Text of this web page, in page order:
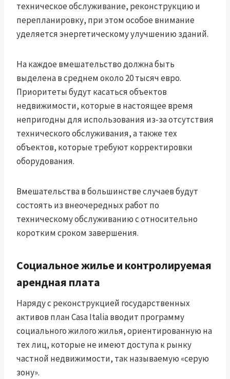
техническое обслуживание, реконструкцию и
перепланировку, при этом особое внимание
уделяется энергетическому улучшению зданий.
На каждое вмешательство должна быть
выделена в среднем около 20 тысяч евро.
Приоритеты будут касаться объектов
недвижимости, которые в настоящее время
непригодны для использования из-за отсутствия
технического обслуживания, а также тех
объектов, которые требуют корректировки
оборудования.
Вмешательства в большинстве случаев будут
состоять из внеочередных работ по
техническому обслуживанию с относительно
коротким сроком завершения.
Социальное жилье и контролируемая
арендная плата
Наряду с реконструкцией государственных
активов план Casa Italia вводит программу
социального жилого жилья, ориентированную на
тех лиц, которые не имеют доступа к рынку
частной недвижимости, так называемую «серую
зону».